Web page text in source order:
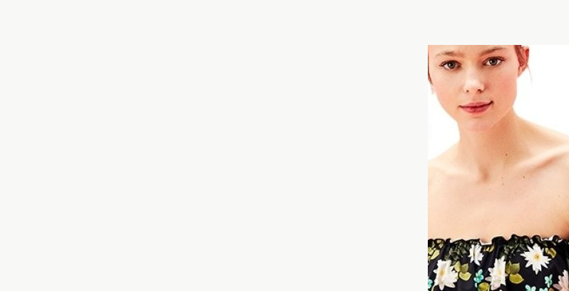
Ты готова к пляжному сезону? Сейчас речь не о твоих успехах в спорт
зале, а шопинге. Этим летом не обойтись без модного купальника,
который подчеркнёт твою фигуру и скроет недостатки.
Хватит себе обещать, что в следующем году будешь неотразима на пляже.
Выбирай стильный купальник и покоряй лихие волны со вкусом. Кстати,